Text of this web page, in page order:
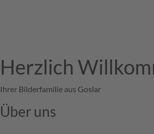
Herzlich
Ihrer Bilderfamilie aus Goslar
Über uns